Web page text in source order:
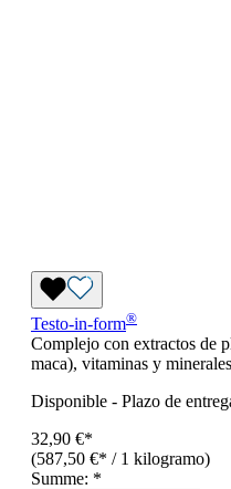
Testo-in-form®
Complejo con extractos de
maca), vitaminas y minerales
Disponible - Plazo de
32,90 €*
(587,50 €* / 1 kilogramo)
Summe: *